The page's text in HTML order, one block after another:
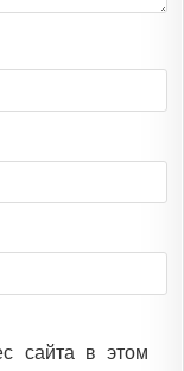
сайта в этом